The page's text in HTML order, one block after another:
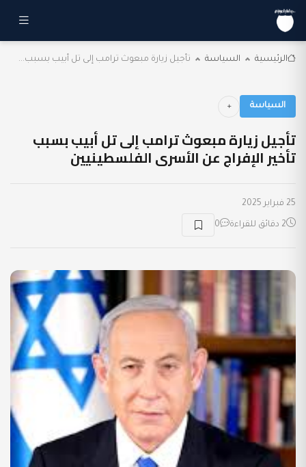
الرئيسية السياسة تأجيل زيارة مبعوث ترامب إلى تل أبيب بسبب...
السياسة
تأجيل زيارة مبعوث ترامب إلى تل أبيب بسبب
تأخير الإفراج عن الأسرى الفلسطينيين
25 فبراير 2025
2 دقائق للقراءة 0